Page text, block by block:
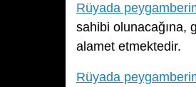
Rüyada
sahibi olunacağına,
alamet etmektedir.
Rüyada